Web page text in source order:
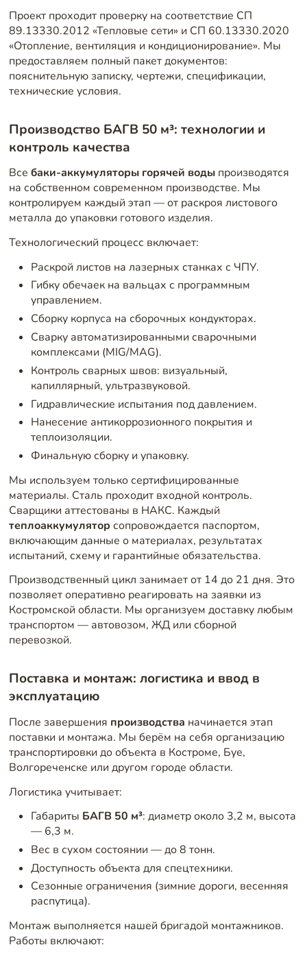
Проект проходит проверку на соответствие СП
89.13330.2012 «Тепловые сети» и СП 60.13330.2020
«Отопление, вентиляция и кондиционирование». Мы
предоставляем полный пакет документов:
пояснительную записку, чертежи, спецификации,
технические условия.
Производство БАГВ 50 м³: технологии и
контроль качества
Все баки-аккумуляторы горячей водыпроизводятся
на собственном современном производстве. Мы
контролируем каждый этап — от раскроя листового
металла до упаковки готового изделия.
Технологический процесс включает:
Раскрой листов на лазерных станках с ЧПУ.
Гибку обечаек на вальцах с программным
управлением.
Сборку корпуса на сборочных кондукторах.
Сварку автоматизированными сварочными
комплексами (MIG/MAG).
Контроль сварных швов: визуальный,
капиллярный, ультразвуковой.
Гидравлические испытания под давлением.
Нанесение антикоррозионного покрытия и
теплоизоляции.
Финальную сборку и упаковку.
Мы используем только сертифицированные
материалы. Сталь проходит входной контроль.
Сварщики аттестованы в НАКС. Каждый
теплоаккумулятор сопровождается паспортом,
включающим данные о материалах, результатах
испытаний, схему и гарантийные обязательства.
Производственный цикл занимает от 14 до 21 дня. Это
позволяет оперативно реагировать на заявки из
Костромской области. Мы организуем доставку любым
транспортом — автовозом, ЖД или сборной
перевозкой.
Поставка и монтаж: логистика и ввод в
эксплуатацию
После завершения производства начинается этап
поставки и монтажа. Мы берём на себя организацию
транспортировки до объекта в Костроме, Буе,
Волгореченске или другом городе области.
Логистика учитывает:
Габариты БАГВ 50 м³: диаметр около 3,2 м, высота
— 6,3 м.
Вес в сухом состоянии — до 8 тонн.
Доступность объекта для спецтехники.
Сезонные ограничения (зимние дороги, весенняя
распутица).
Монтаж выполняется нашей бригадой монтажников.
Работы включают: